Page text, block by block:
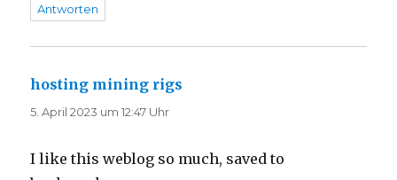
Antworten
hosting mining rigs
5. April 2023 um 12:47 Uhr
I like this weblog so much, saved to